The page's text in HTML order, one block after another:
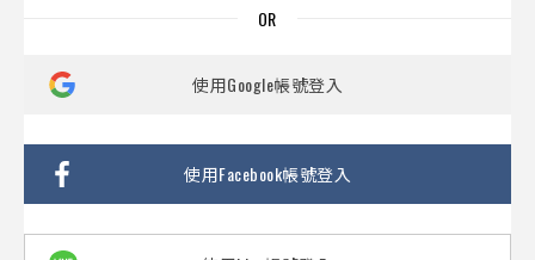
使用Google帳號登入
使用Facebook帳號登入